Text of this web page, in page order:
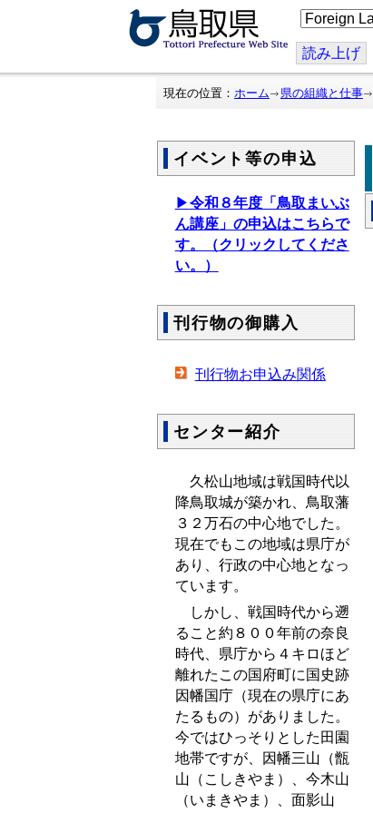
こ
の
ジ
を
翻
読み上げ
現在の位置： ホーム 県の組織と仕事
イベント等の申込
▶令和８年度「鳥取まいぶ
ん講座」の申込はこちらで
す。（クリックしてくださ
い。）
刊行物の御購入
刊行物お申込み関係
センター紹介
久松山地域は戦国時代以
降鳥取城が築かれ、鳥取藩
３２万石の中心地でした。
現在でもこの地域は県庁が
あり、行政の中心地となっ
ています。
しかし、戦国時代から遡
ること約８００年前の奈良
時代、県庁から４キロほど
離れたこの国府町に国史跡
因幡国庁（現在の県庁にあ
たるもの）がありました。
今ではひっそりとした田園
地帯ですが、因幡三山（甑
山（こしきやま）、今木山
（いまきやま）、面影山